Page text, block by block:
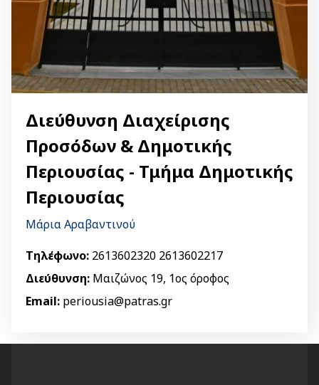
Διεύθυνση Διαχείρισης
Προσόδων & Δημοτικής
Περιουσίας - Τμήμα Δημοτικής
Περιουσίας
Μάρια Αραβαντινού
Τηλέφωνο: 2613602320 2613602217
Διεύθυνση: Μαιζώνος 19, 1ος όροφος
Email: periousia@patras.gr